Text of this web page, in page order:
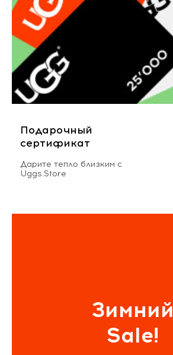
Подарочный
сертификат
Дарите тепло близким с
Uggs.Store
Зимний
Sale!